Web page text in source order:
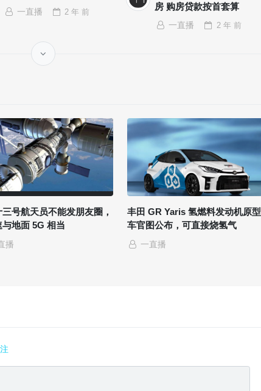
一直播 2 年 前
房 购房贷款按首套算
一直播 2 年前
号航天员不能发朋友圈，
与地面 5G 相当
播
丰田 GR Yaris 氢燃料发动机原型
车官图公布，可直接烧氢气
一直播